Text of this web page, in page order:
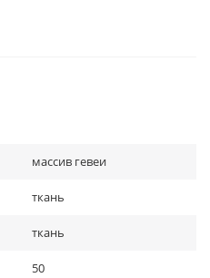
массив гевеи
ткань
ткань
50